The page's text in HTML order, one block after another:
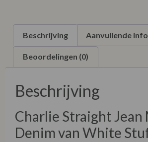
Beschrijving Aanvullende
Beoordelingen (0)
Beschrijving
Charlie Straight Jean
Denim van White